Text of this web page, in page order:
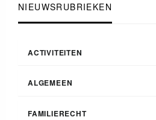
NIEUWSRUBRIEKEN
ACTIVITEITEN
ALGEMEEN
FAMILIERECHT